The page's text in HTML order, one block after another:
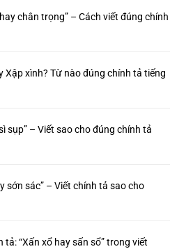
chân trọng” – Cách viết đúng chính
Xập xình? Từ nào đúng chính tả tiếng
sụp” – Viết sao cho đúng chính tả
sớn sác” – Viết chính tả sao cho
tả: “Xấn xổ hay sấn sổ” trong viết